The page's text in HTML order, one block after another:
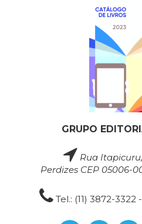
GRUPO
Rua
Perdizes CEP 05006-
Tel.: (11) 3872-3322